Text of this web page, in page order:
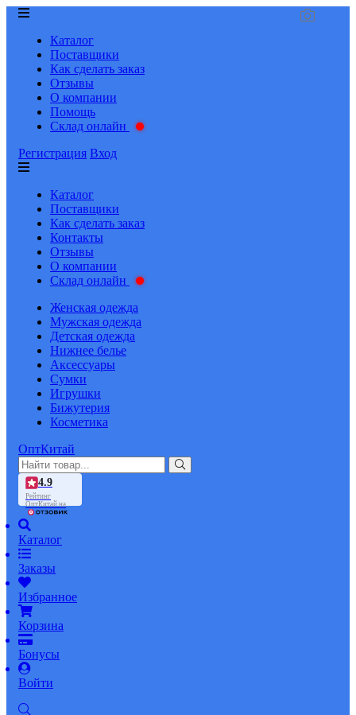
Каталог
Поставщики
Как сделать заказ
Отзывы
О компании
Помощь
Склад онлайн
Регистрация Вход
Каталог
Поставщики
Как сделать заказ
Контакты
Отзывы
О компании
Склад онлайн
Женская одежда
Мужская одежда
Детская одежда
Нижнее белье
Аксессуары
Сумки
Игрушки
Бижутерия
Косметика
ОптКитай
4.9
Рейтинг
ОптКитай на
Каталог
Заказы
Избранное
Корзина
Бонусы
Войти